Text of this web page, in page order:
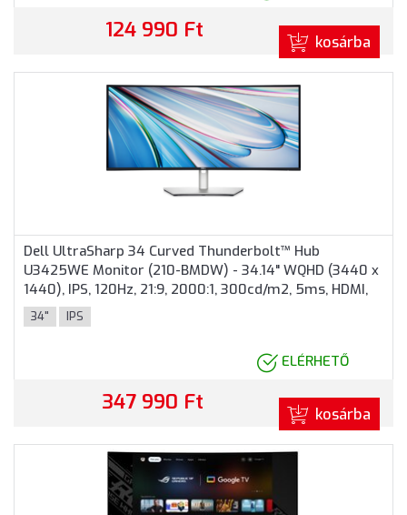
124 990 Ft kosárba
Dell UltraSharp 34 Curved Thunderbolt™ Hub
U3425WE Monitor (210-BMDW) - 34.14" WQHD (3440 x
1440), IPS, 120Hz, 21:9, 2000:1, 300cd/m2, 5ms, HDMI,
DisplayPort, Thunderbolt™ 4, 3 év garancia, Ezüst
színben
34" IPS
ELÉRHETŐ
347 990 Ft kosárba